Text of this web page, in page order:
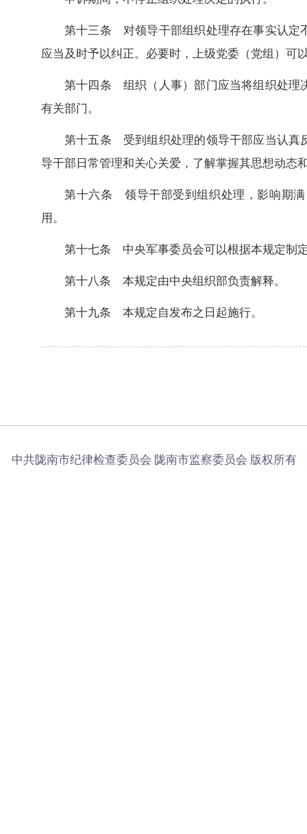
第十三条 对领导干部组织处理存在事实认定
应当及时予以纠正。必要时，上级党委（党组）可
第十四条 组织（人事）部门应当将组织处理
有关部门。
第十五条 受到组织处理的领导干部应当认真
导干部日常管理和关心关爱，了解掌握其思想动态
第十六条 领导干部受到组织处理，影响期
用。
第十七条 中央军事委员会可以根据本规定制
第十八条 本规定由中央组织部负责解释。
第十九条 本规定自发布之日起施行。
中共陇南市纪律检查委员会 陇南市监察委员会 版权所有